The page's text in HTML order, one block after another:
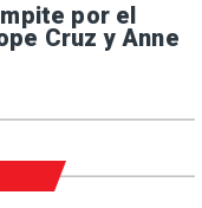
por el
Cruz y Anne